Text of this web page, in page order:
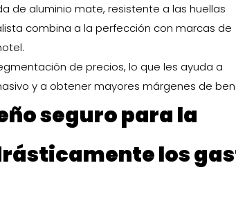
de aluminio mate, resistente a las huellas
combina a la perfección con marcas de
de precios, lo que les ayuda a
y a obtener mayores márgenes de
seguro para la
los